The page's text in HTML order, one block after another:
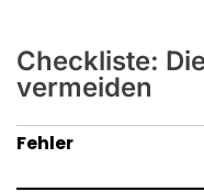
Checkliste:
vermeiden
Fehler